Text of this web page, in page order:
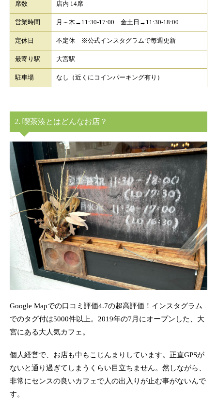
席数 店内 14席
営業時間 月～木→11:30-17:00 金土日→11:30-18:00
定休日 不定休 ※公式インスタグラムで毎週更新
最寄り駅 大宮駅
駐車場 なし（近くにコインパーキング有り）
2. 喫茶湊とはどんなお店？
Google Mapでの口コミ評価4.7の超高評価！インスタグラム
でのタグ付は5000件以上。2019年の7月にオープンした、大
宮にある大人気カフェ。
個人経営で、お店も中もこじんまりしています。正直GPSが
ないと通り過ぎてしまうくらい目立ちません。然しながら、
非常にセンスの良いカフェで人の出入りが止む事がないんで
す。